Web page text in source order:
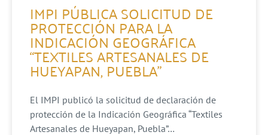
IMPI PÚBLICA SOLICITUD DE
PROTECCIÓN PARA LA
INDICACIÓN GEOGRÁFICA
“TEXTILES ARTESANALES DE
HUEYAPAN, PUEBLA”
El IMPI publicó la solicitud de declaración de
protección de la Indicación Geográfica “Textiles
Artesanales de Hueyapan, Puebla”…